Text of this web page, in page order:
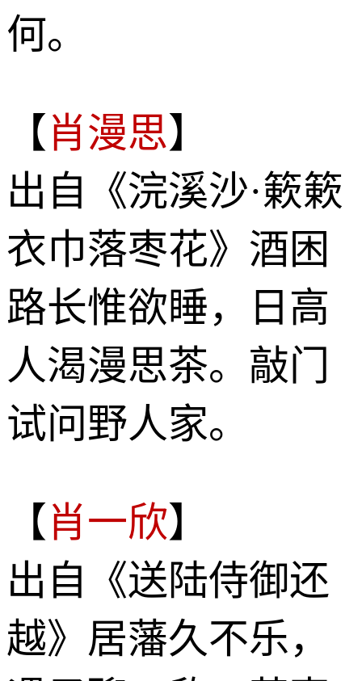
何。
【 肖漫思】
出自《浣溪沙·簌簌
衣巾落枣花》酒困
路长惟欲睡，日高
人渴漫思茶。敲门
试问野人家。
【 肖一欣】
出自《送陆侍御还
越》居藩久不乐，